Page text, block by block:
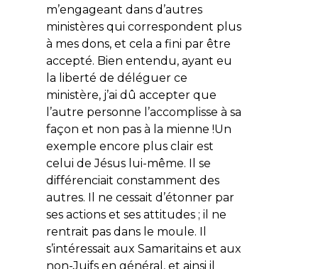
m’engageant dans d’autres
ministères qui correspondent plus
à mes dons, et cela a fini par être
accepté. Bien entendu, ayant eu
la liberté de déléguer ce
ministère, j’ai dû accepter que
l’autre personne l’accomplisse à sa
façon et non pas à la mienne !Un
exemple encore plus clair est
celui de Jésus lui-même. Il se
différenciait constamment des
autres. Il ne cessait d’étonner par
ses actions et ses attitudes ; il ne
rentrait pas dans le moule. Il
s’intéressait aux Samaritains et aux
non-Juifs en général, et ainsi il